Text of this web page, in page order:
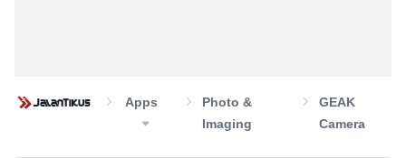
Apps
Photo &
Imaging
GEAK
Camera